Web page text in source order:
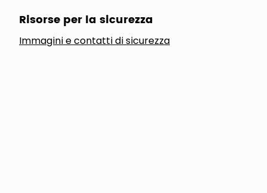
Risorse per la sicurezza
Immagini e contatti di sicurezza